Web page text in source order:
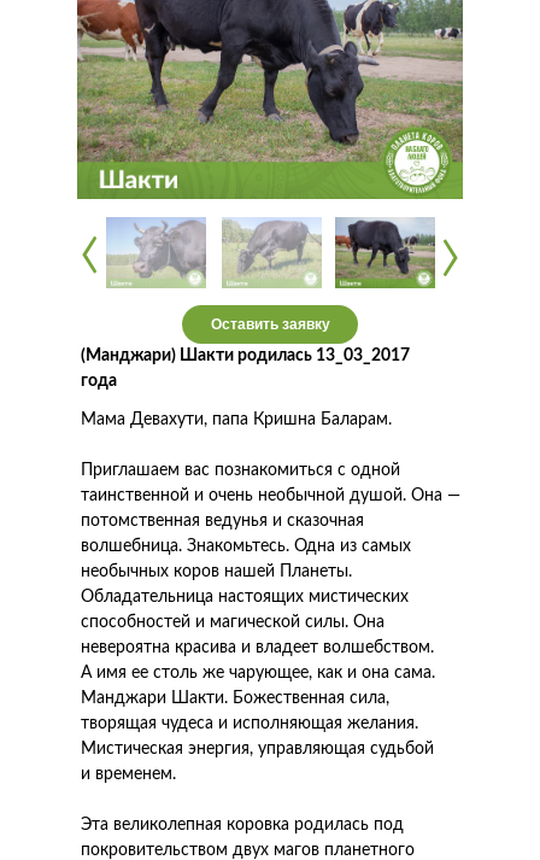
Оставить заявку
Мама Девахути, папа Кришна Баларам.
Приглашаем вас познакомиться с одной
таинственной и очень необычной душой. Она —
потомственная ведунья и сказочная
волшебница. Знакомьтесь. Одна из самых
необычных коров нашей Планеты.
Обладательница настоящих мистических
способностей и магической силы. Она
невероятна красива и владеет волшебством.
А имя ее столь же чарующее, как и она сама.
Манджари Шакти. Божественная сила,
творящая чудеса и исполняющая желания.
Мистическая энергия, управляющая судьбой
и временем.
Эта великолепная коровка родилась под
покровительством двух магов планетного
(Манджари) Шакти родилась 13_03_2017
года
‹
‹
‹
‹